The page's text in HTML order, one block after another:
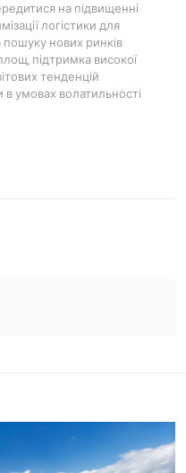
на підвищенні
логістики для
пошуку нових ринків
підтримка високої
тенденцій
умовах волатильності